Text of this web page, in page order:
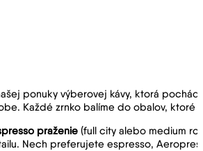
ponuky výberovej kávy, ktorá
Každé zrnko balíme do obalov, ktoré
praženie (full city alebo medium
Nech preferujete espresso,